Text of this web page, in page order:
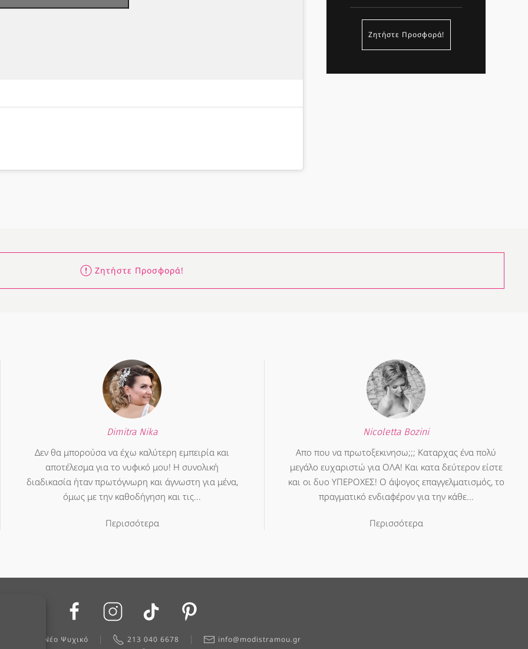
Ζητήστε Προσφορά!
Ζητήστε Προσφορά!
Dimitra Nika
Δεν θα μπορούσα να έχω καλύτερη εμπειρία και
αποτέλεσμα για το νυφικό μου! Η συνολική
διαδικασία ήταν πρωτόγνωρη και άγνωστη για μένα,
όμως με την καθοδήγηση και τις...
Περισσότερα
Nicoletta Bozini
Απο που να πρωτοξεκινησω;;; Καταρχας ένα πολύ
μεγάλο ευχαριστώ για ΟΛΑ! Και κατα δεύτερον είστε
και οι δυο ΥΠΕΡΟΧΕΣ! Ο άψογος επαγγελματισμός, το
πραγματικό ενδιαφέρον για την κάθε...
Περισσότερα
7, Νέο Ψυχικό 213 040 6678 info@modistramou.gr